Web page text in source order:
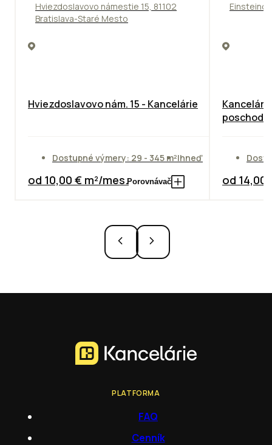
Hviezdoslavovo námestie 15, 81102
Bratislava-Staré Mesto
Hviezdoslavovo nám. 15 - Kancelárie
Dostupné výmery: 29 - 345 m²Ihneď
od 10,00 € m²/mes.Porovnávač
poschodie
od 14,00
PLATFORMA
FAQ
Cenník